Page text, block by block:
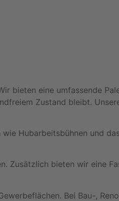
bieten eine umfassende
Zustand bleibt.
Hubarbeitsbühnen und
Zusätzlich bieten wir eine
Bei Bau-,